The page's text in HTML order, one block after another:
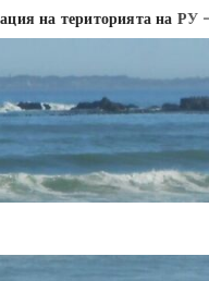
на РУ – Кула